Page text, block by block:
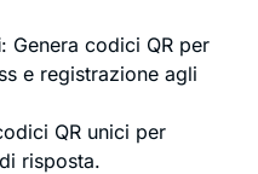
: Genera codici QR per
e registrazione agli
QR unici per
risposta.